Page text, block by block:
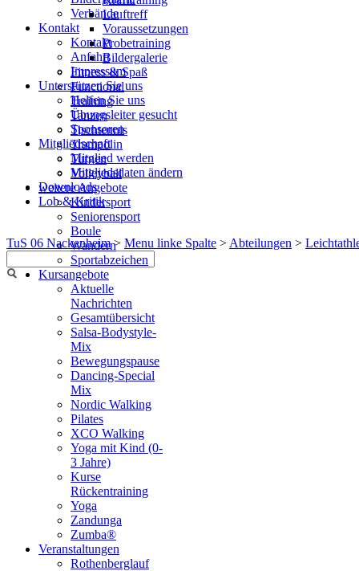
Verbände
Kontakt
Kontakt
Anfahrt
Impressum
Unterstützen Sie uns
Helfen Sie uns
Übungsleiter gesucht
Sponsoren
Mitgliedschaft
Mitglied werden
Mitgliedsdaten ändern
Downloads
Lob & Kritik
TuS 06 Nackenheim> Menu linke Spalte > Abteilungen >
Lauftreff
Voraussetzungen
Probetraining
Bildergalerie
Fitness & Spaß
Functional
Training
Tanzen
Tischtennis
Trampolin
Turnen
Volleyball
weitere Angebote
Kindersport
Seniorensport
Boule
Wandern
Sportabzeichen
Kursangebote
Aktuelle
Nachrichten
Gesamtübersicht
Salsa-Bodystyle-
Mix
Bewegungspause
Dancing-Special
Mix
Nordic Walking
Pilates
XCO Walking
Yoga mit Kind (0-
3 Jahre)
Kurse
Rückentraining
Yoga
Zandunga
Zumba®
Veranstaltungen
Rothenberglauf